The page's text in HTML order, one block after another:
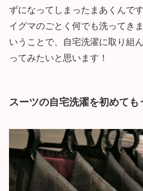
ずになってしまったまあくんで
イグマのごとく何でも洗ってき
いうことで、自宅洗濯に取り組
ってみたいと思います！
スーツの自宅洗濯を初めても